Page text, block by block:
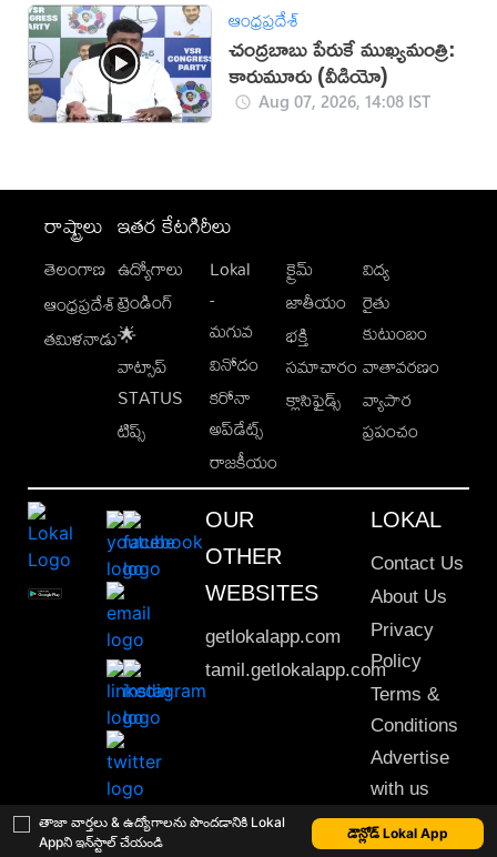
తాజా వార్తలు & ఉద్యోగాలను పొందడానికి Lokal
Appని ఇన్‌స్టాల్ చేయండి
డౌన్లోడ్ Lokal App
ఆంధ్రప్రదేశ్
చంద్రబాబు పేరుకే ముఖ్యమంత్రి:
కారుమూరు (వీడియో)
Aug 07, 2026, 14:08 IST
రాష్ట్రాలు
తెలంగాణ
ఆంధ్రప్రదేశ్
తమిళనాడు
ఇతర కేటగిరీలు
ఉద్యోగాలు
ట్రెండింగ్
🌟
వాట్సాప్
STATUS
టిప్స్
Lokal
-
మగువ
వినోదం
కరోనా
అప్‌డేట్స్
రాజకీయం
క్రైమ్
జాతీయం
భక్తి
సమాచారం
క్లాసిఫైడ్స్
విద్య
రైతు
కుటుంబం
వాతావరణం
వ్యాపార
ప్రపంచం
OUR
OTHER
WEBSITES
getlokalapp.com
tamil.getlokalapp.com
LOKAL
Contact Us
About Us
Privacy
Policy
Terms &
Conditions
Advertise
with us
Sitemap
This material may not be published, transmitted, rewritten or redistributed. © 2020 Lokal App. All rights reserved.